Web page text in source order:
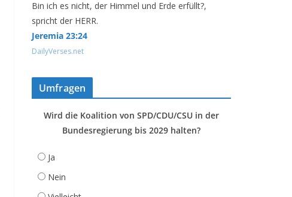
Bin ich es nicht, der Himmel und Erde erfüllt?,
spricht der HERR.
Jeremia 23:24
DailyVerses.net
Umfragen
Wird die Koalition von SPD/CDU/CSU in der
Bundesregierung bis 2029 halten?
Ja
Nein